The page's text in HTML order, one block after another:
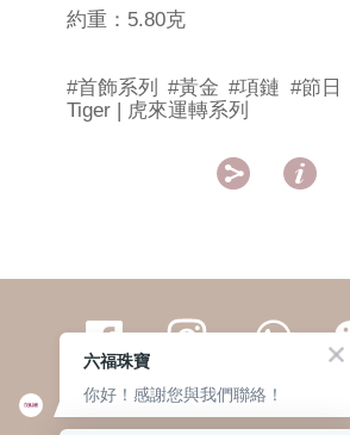
約重：5.80克
#首飾系列 #黃金 #項鏈 #節日
Tiger | 虎來運轉系列
 
繁體 | 簡体
六福珠寶
你好！感謝您與我們聯絡！